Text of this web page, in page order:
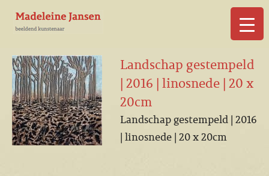
Landschap gestempeld
| 2016 | linosnede | 20 x
20cm
Landschap gestempeld | 2016
| linosnede | 20 x 20cm
▼